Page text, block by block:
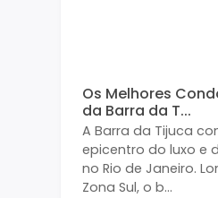
Os Melhores
da Barra da T...
A Barra da Tijuca
epicentro do luxo e
no Rio de Janeiro.
Zona Sul, o b...